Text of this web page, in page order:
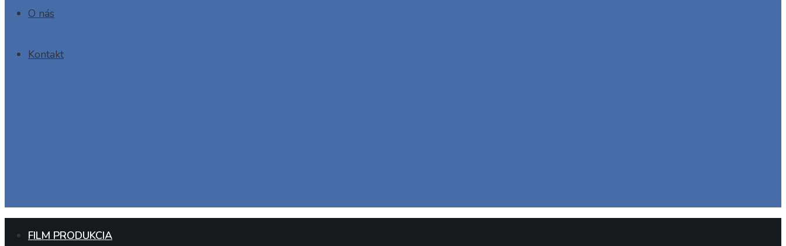
O nás
Kontakt
FILM PRODUKCIA